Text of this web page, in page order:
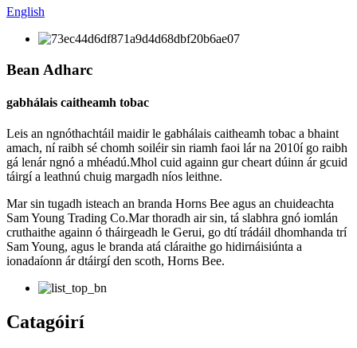
English
Bean Adharc
gabhálais caitheamh tobac
Leis an ngnóthachtáil maidir le gabhálais caitheamh tobac a bhaint
amach, ní raibh sé chomh soiléir sin riamh faoi lár na 2010í go raibh
gá lenár ngnó a mhéadú.Mhol cuid againn gur cheart dúinn ár gcuid
táirgí a leathnú chuig margadh níos leithne.
Mar sin tugadh isteach an branda Horns Bee agus an chuideachta
Sam Young Trading Co.Mar thoradh air sin, tá slabhra gnó iomlán
cruthaithe againn ó tháirgeadh le Gerui, go dtí trádáil dhomhanda trí
Sam Young, agus le branda atá cláraithe go hidirnáisiúnta a
ionadaíonn ár dtáirgí den scoth, Horns Bee.
Catagóirí